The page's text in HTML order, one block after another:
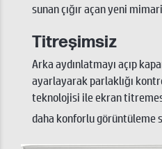
sunan çığır açan yeni
Titreşimsiz
Arka aydınlatmayı açıp
ayarlayarak parlaklığı
teknolojisi ile ekran
daha konforlu görüntüleme